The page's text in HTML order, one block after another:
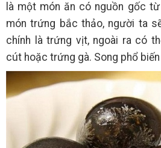
là một món ăn có nguồn gốc
món trứng bắc thảo, người ta
chính là trứng vịt, ngoài ra có
cút hoặc trứng gà. Song phổ